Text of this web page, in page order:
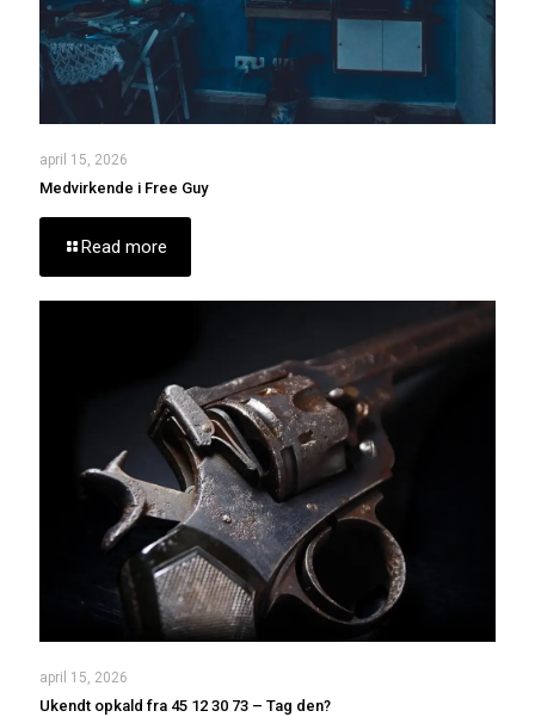
april 15, 2026
Medvirkende i Free Guy
Read more
april 15, 2026
Ukendt opkald fra 45 12 30 73 – Tag den?